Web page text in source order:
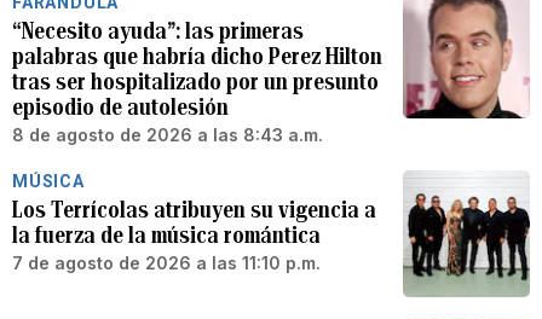
“Necesito ayuda”: las primeras
palabras que habría dicho Perez Hilton
tras ser hospitalizado por un presunto
episodio de autolesión
8 de agosto de 2026 a las 8:43 a.m.
MÚSICA
Los Terrícolas atribuyen su vigencia a
la fuerza de la música romántica
7 de agosto de 2026 a las 11:10 p.m.